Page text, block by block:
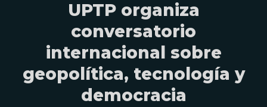
UPTP organiza
conversatorio
internacional sobre
geopolítica, tecnología y
democracia